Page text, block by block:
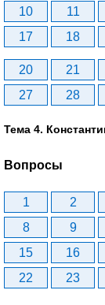
10
11
17
18
20 21
27
28
Тема 4.
Вопросы
1 2
8
9
15
16
22
23